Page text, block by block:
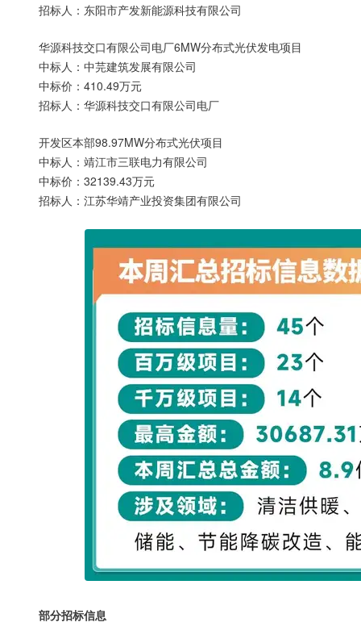
招标人：东阳市产发新能源科技有限公司
华源科技交口有限公司电厂6MW分布式光伏发电项目
中标人：中芫建筑发展有限公司
中标价：410.49万元
招标人：华源科技交口有限公司电厂
开发区本部98.97MW分布式光伏项目
中标人：靖江市三联电力有限公司
中标价：32139.43万元
招标人：江苏华靖产业投资集团有限公司
部分招标信息